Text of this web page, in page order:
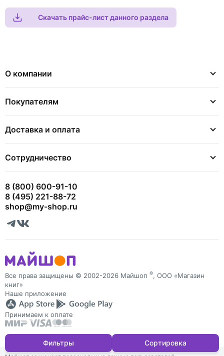
Скачать прайс-лист данного раздела
Фильтры Сортировка
О компании
Покупателям
Доставка и оплата
Сотрудничество
8 (800) 600-91-10
8 (495) 221-88-72
shop@my-shop.ru
Все права защищены © 2002-2026 Майшоп ®, ООО «Магазин
книг»
Наше приложение
Принимаем к оплате